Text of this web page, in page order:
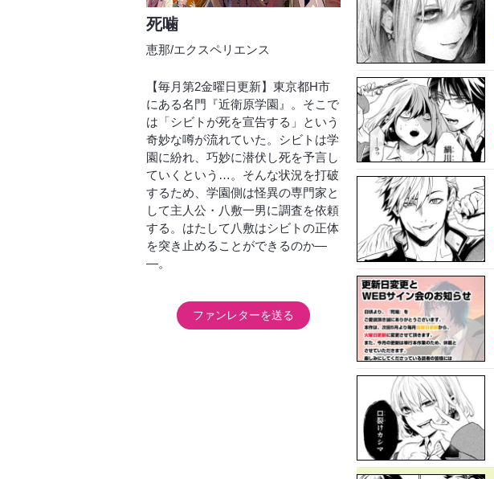
死噛
恵那/エクスペリエンス
【毎月第2金曜日更新】東京都H市
にある名門『近衛原学園』。そこで
は「シビトが死を宣告する」という
奇妙な噂が流れていた。シビトは学
園に紛れ、巧妙に潜伏し死を予言し
ていくという…。そんな状況を打破
するため、学園側は怪異の専門家と
して主人公・八敷一男に調査を依頼
する。はたして八敷はシビトの正体
を突き止めることができるのか―
―。
ファンレターを送る